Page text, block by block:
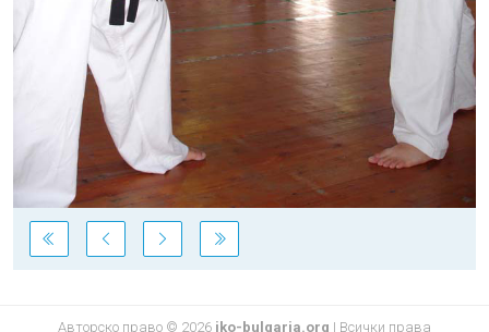
Авторско право © 2026 iko-bulgaria.org | Всички права